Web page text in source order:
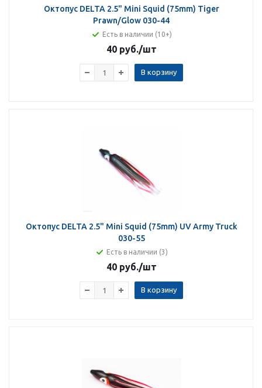
Октопус DELTA 2.5" Mini Squid (75mm) Tiger
Prawn/Glow 030-44
Есть в наличии (10+)
40 руб./шт
В корзину
Октопус DELTA 2.5" Mini Squid (75mm) UV Army Truck
030-55
Есть в наличии (3)
40 руб./шт
В корзину